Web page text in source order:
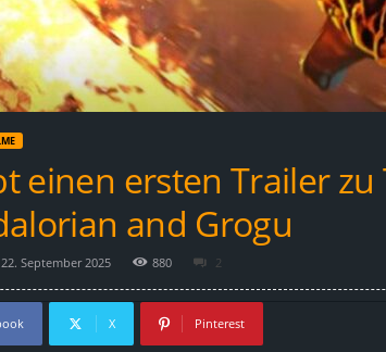
einen ersten Trailer zu
and Grogu
22. September 2025 880 2
X Pinterest